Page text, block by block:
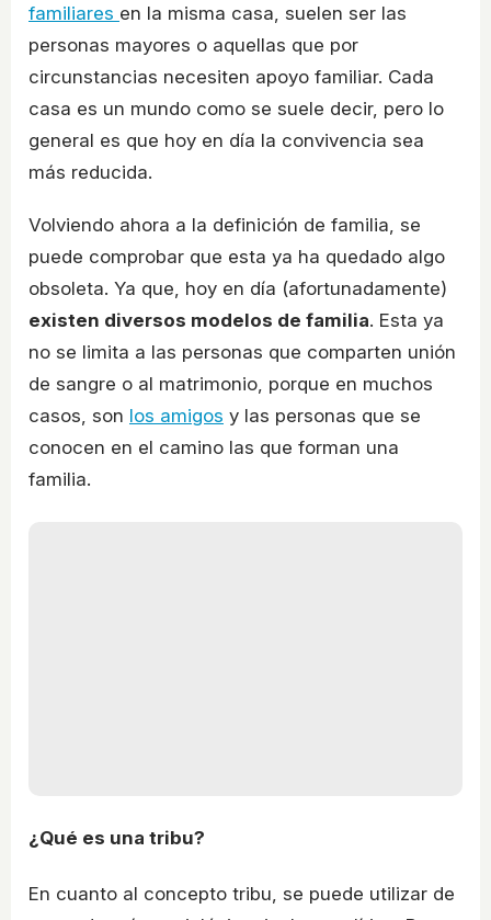
familiares en la misma casa, suelen ser las
personas mayores o aquellas que por
circunstancias necesiten apoyo familiar. Cada
casa es un mundo como se suele decir, pero lo
general es que hoy en día la convivencia sea
más reducida.
Volviendo ahora a la definición de familia, se
puede comprobar que esta ya ha quedado algo
obsoleta. Ya que, hoy en día (afortunadamente)
existen diversos modelos de familia. Esta ya
no se limita a las personas que comparten unión
de sangre o al matrimonio, porque en muchos
casos, son los amigos y las personas que se
conocen en el camino las que forman una
familia.
¿Qué es una tribu?
En cuanto al concepto tribu, se puede utilizar de